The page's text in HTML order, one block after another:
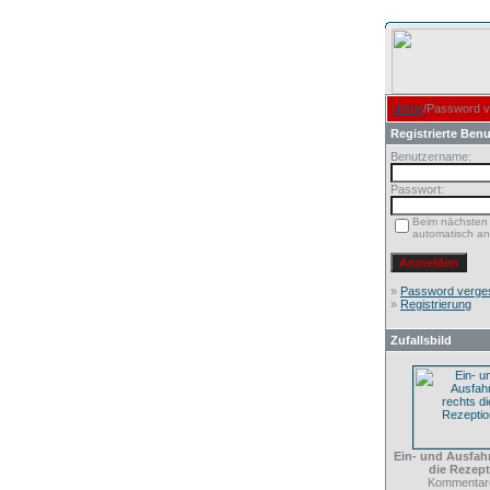
Home/Password
Registrierte
Benutzername:
Passwort:
Beim
automatisch
» Password
» Registrierung
Zufallsbild
Ein- und
die